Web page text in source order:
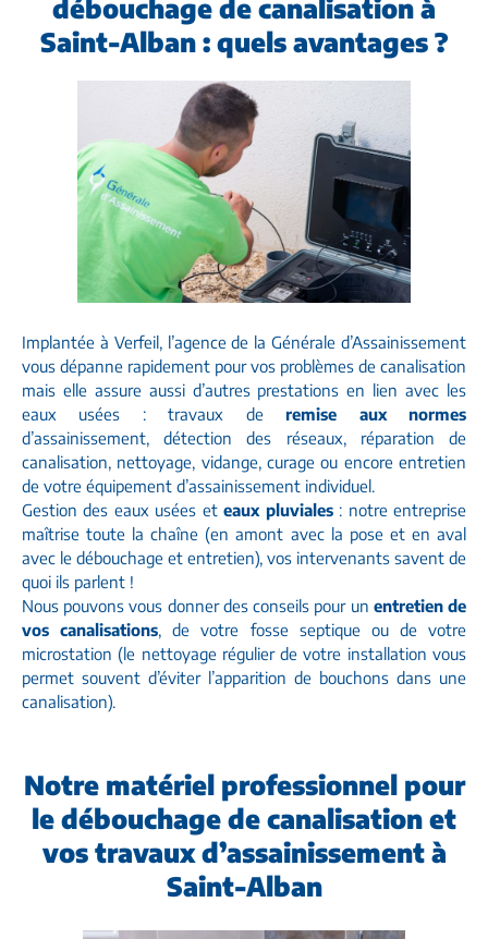
débouchage de canalisation à
Saint-Alban : quels avantages ?
Implantée à Verfeil, l’agence de la Générale d’Assainissement
vous dépanne rapidement pour vos problèmes de canalisation
mais elle assure aussi d’autres prestations en lien avec les
eaux usées : travaux deremise aux normes
d’assainissement, détection des réseaux, réparation de
canalisation, nettoyage, vidange, curage ou encore entretien
de votre équipement d’assainissement individuel.
Gestion des eaux usées eteaux pluviales: notre entreprise
maîtrise toute la chaîne (en amont avec la pose et en aval
avec le débouchage et entretien), vos intervenants savent de
quoi ils parlent !
Nous pouvons vous donner des conseils pour un entretien de
vos canalisations, de votre fosse septique ou de votre
microstation (le nettoyage régulier de votre installation vous
permet souvent d’éviter l’apparition de bouchons dans une
canalisation).
Notre matériel professionnel pour
le débouchage de canalisation et
vos travaux d’assainissement à
Saint-Alban